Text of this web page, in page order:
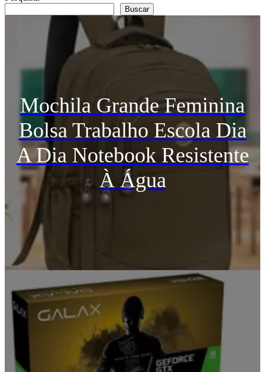
Buscar
Mochila Grande Feminina
Bolsa Trabalho Escola Dia
A Dia Notebook Resistente
À Água